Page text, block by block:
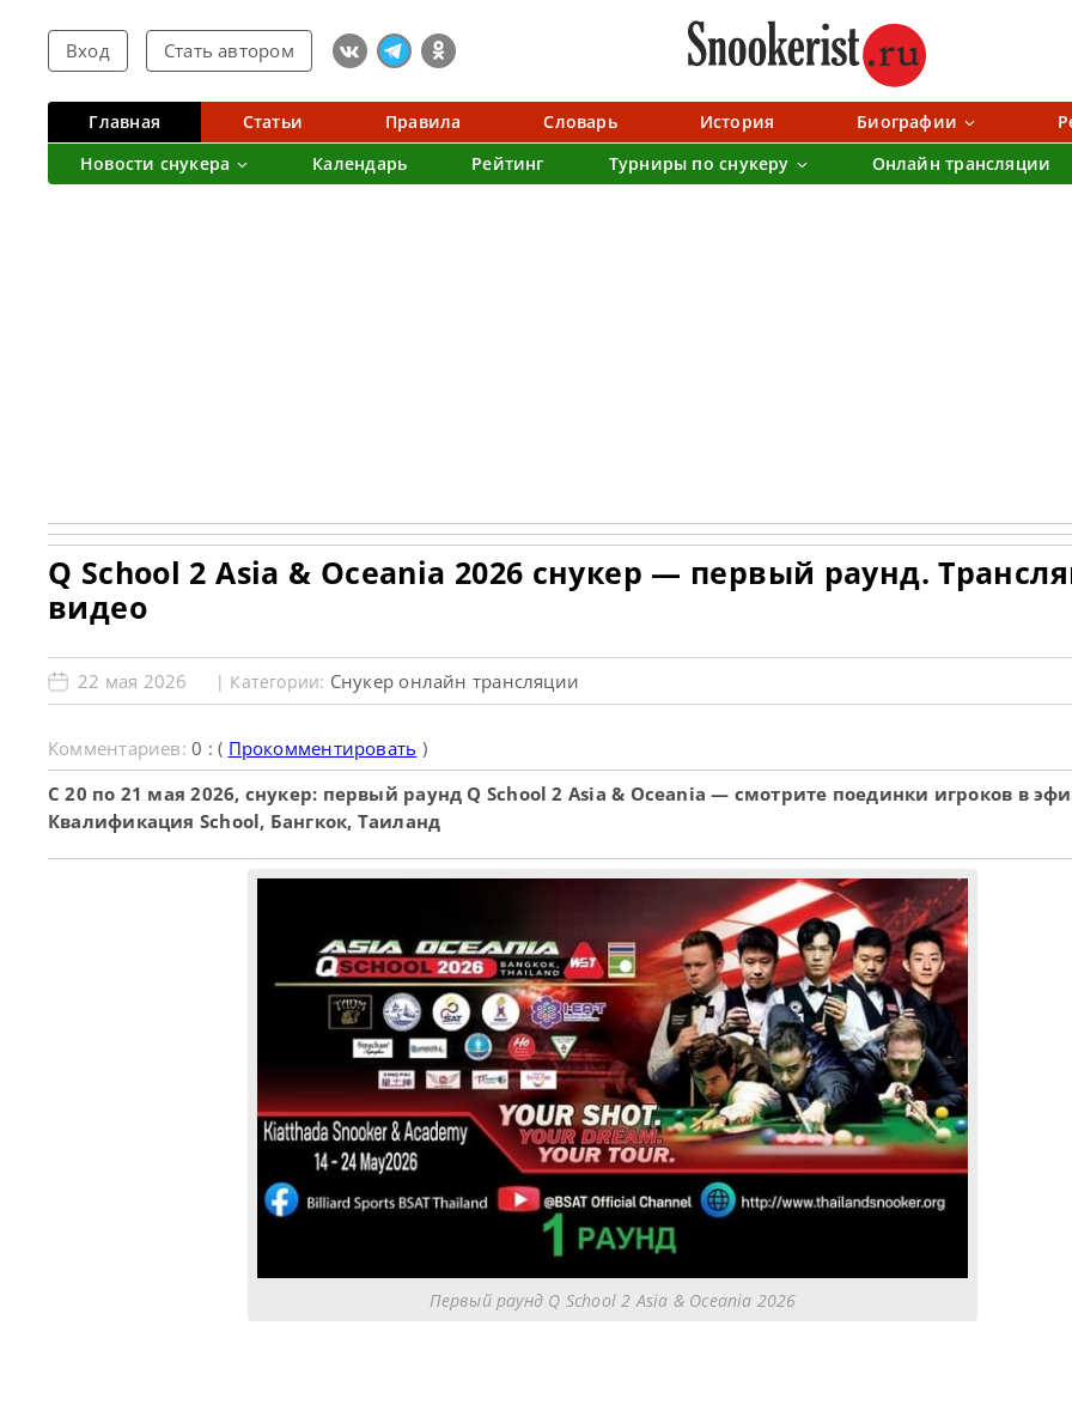
Вход Стать автором
Главная Статьи Правила Словарь История Биографии
Новости снукера
Календарь Рейтинг Турниры по снукеру Онлайн трансляции
Q School 2 Asia & Oceania 2026 снукер — первый раунд.
видео
22 мая 2026 | Категории: Снукер онлайн трансляции
Комментариев:0 : ( Прокомментировать )
С 20 по 21 мая 2026, снукер: первый раунд Q School 2 Asia & Oceania — смотрите поединки игроков в
Квалификация School, Бангкок, Таиланд
Первый раунд Q School 2 Asia & Oceania 2026